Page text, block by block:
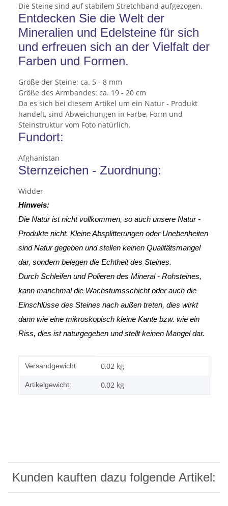
Die Steine sind auf stabilem Stretchband aufgezogen.
Entdecken Sie die Welt der
Mineralien und Edelsteine für sich
und erfreuen sich an der Vielfalt der
Farben und Formen.
Größe der Steine: ca. 5 - 8 mm
Größe des Armbandes: ca. 19 - 20 cm
Da es sich bei diesem Artikel um ein Natur - Produkt
handelt, sind Abweichungen in Farbe, Form und
Steinstruktur vom Foto natürlich.
Fundort:
Afghanistan
Sternzeichen - Zuordnung:
Widder
Hinweis:
Die Natur ist nicht vollkommen, so auch unsere Natur -
Produkte nicht. Kleine Absplitterungen oder Unebenheiten
sind Natur gegeben und stellen keinen Qualitätsmangel
dar, sondern belegen die Echtheit des Steines.
Durch Schleifen und Polieren des Mineral - Rohsteines,
kann manchmal die Wachstumsschicht oder auch die
Einschlüsse des Steines nach außen treten, dies wirkt
dann wie eine mikroskopisch kleine Kante bzw. wie ein
Riss, dies ist naturgegeben und stellt keinen Mangel dar.
Produkteigenschaft
Wert
Versandgewicht: 0,02 kg
Artikelgewicht: 0,02 kg
Kunden kauften dazu folgende Artikel: